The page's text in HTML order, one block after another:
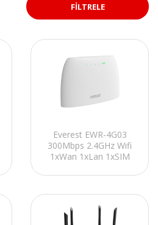
FİLTRELE
Everest EWR-4G03
300Mbps 2.4GHz Wifi
1xWan 1xLan 1xSIM
Router